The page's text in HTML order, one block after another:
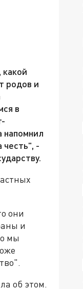
родов и
в
напомнил
честь", -
они
и
мы
об этом.